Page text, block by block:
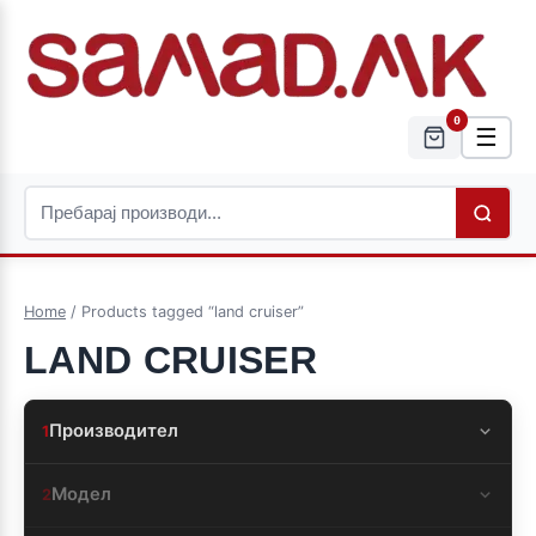
0
☰
Home / Products tagged “land cruiser”
LAND CRUISER
1Производител
2Модел